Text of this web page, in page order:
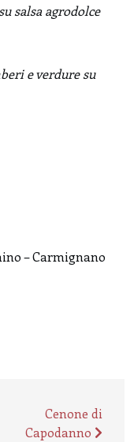
salsa agrodolce
e verdure su
– Carmignano
Cenone di
Capodanno